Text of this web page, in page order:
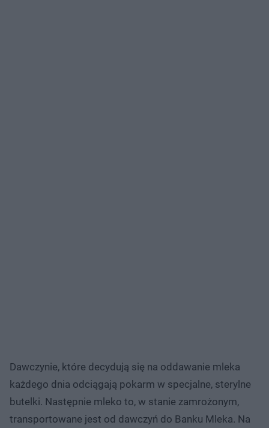
Dawczynie, które decydują się na oddawanie mleka
każdego dnia odciągają pokarm w specjalne, sterylne
butelki. Następnie mleko to, w stanie zamrożonym,
transportowane jest od dawczyń do Banku Mleka. Na